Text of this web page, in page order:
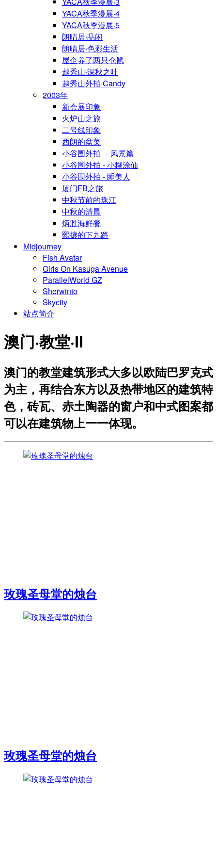
YACA秋季漫展·4
YACA秋季漫展·5
朗晴居·品闲
朗晴居·色彩生活
屋企养了两只仓鼠
越秀山·深秋之叶
越秀山外拍·Candy
2003年
新会展印象
火炉山之旅
二号线印象
西朗的盆菜
小谷围外拍 －风景篇
小谷围外拍 - 小糊涂仙
小谷围外拍 - 睡美人
厦门FB之旅
中秋节前的珠江
中秋的清晨
炳胜海鲜餐
熙攘的下九路
Midjourney
Fish Avatar
Girls On Kasuga Avenue
ParallelWorld GZ
Sherwinto
Skycity
站点简介
澳门·教堂·II
澳门的教堂建筑形式大多以欧陆巴罗克式
为主，再结合东方以及热带地区的建筑特
色，砖瓦、赤土陶器的窗户和中式图案都
可以在建筑物上一一体现。
玫瑰圣母堂的烛台
玫瑰圣母堂的烛台